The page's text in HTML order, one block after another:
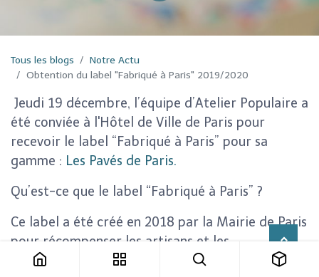
Tous les blogs
Notre Actu
Obtention du label "Fabriqué à Paris" 2019/2020
Jeudi 19 décembre, l’équipe d’Atelier Populaire a
été conviée à l'Hôtel de Ville de Paris pour
recevoir le label “Fabriqué à Paris” pour sa
gamme : Les Pavés de Paris.
Qu’est-ce que le label “Fabriqué à Paris” ?
Ce label a été créé en 2018 par la Mairie de Paris
pour récompenser les artisans et les
entrepreneurs qui fabriquent leurs produits au